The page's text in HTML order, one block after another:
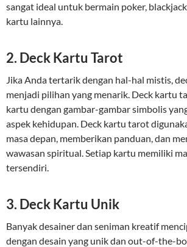
sangat ideal untuk bermain poker,
kartu lainnya.
2. Deck Kartu Tarot
Jika Anda tertarik dengan hal-hal mistis,
menjadi pilihan yang menarik. Deck kartu
kartu dengan gambar-gambar simbolis
aspek kehidupan. Deck kartu tarot
masa depan, memberikan panduan, dan
wawasan spiritual. Setiap kartu memiliki
tersendiri.
3. Deck Kartu Unik
Banyak desainer dan seniman kreatif
dengan desain yang unik dan out-of-the-